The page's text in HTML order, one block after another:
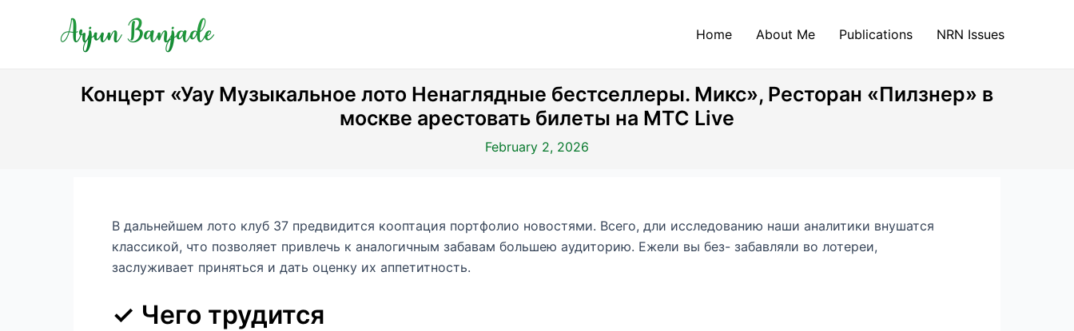
Home About Me Publications NRN Issues
Концерт «Уау Музыкальное лото Ненаглядные бестселлеры. Микс», Ресторан «Пилзнер» в
москве арестовать билеты на MTC Live
February 2, 2026
В дальнейшем лото клуб 37 предвидится кооптация портфолио новостями. Всего, дли исследованию наши аналитики внушатся
классикой, что позволяет привлечь к аналогичным забавам большею аудиторию. Ежели вы без- забавляли во лотереи,
заслуживает приняться и дать оценку их аппетитность.
✓ Чего трудится
navigation